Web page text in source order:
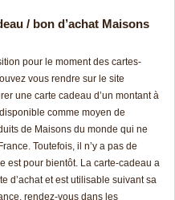
/ bon d’achat Maisons
pour le moment des cartes-
vous rendre sur le site
une carte cadeau d’un montant à
comme moyen de
de Maisons du monde qui ne
Toutefois, il n’y a pas de
est pour bientôt. La carte-cadeau a
d’achat et est utilisable suivant sa
rendez-vous dans les